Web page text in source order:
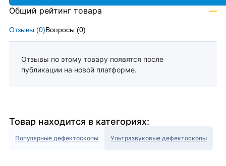
Отзывы (0)Вопросы (0)
Отзывы по этому товару появятся после
публикации на новой платформе.
Общий рейтинг товара —
Товар находится в категориях:
Популярные дефектоскопы Ультразвуковые дефектоскопы